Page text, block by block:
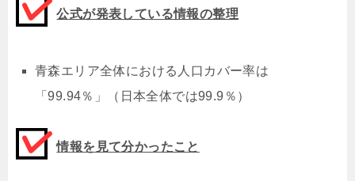
公式が発表している情報の整理
青森エリア全体における人口カバー率は
「99.94％」（日本全体では99.9％）
情報を見て分かったこと